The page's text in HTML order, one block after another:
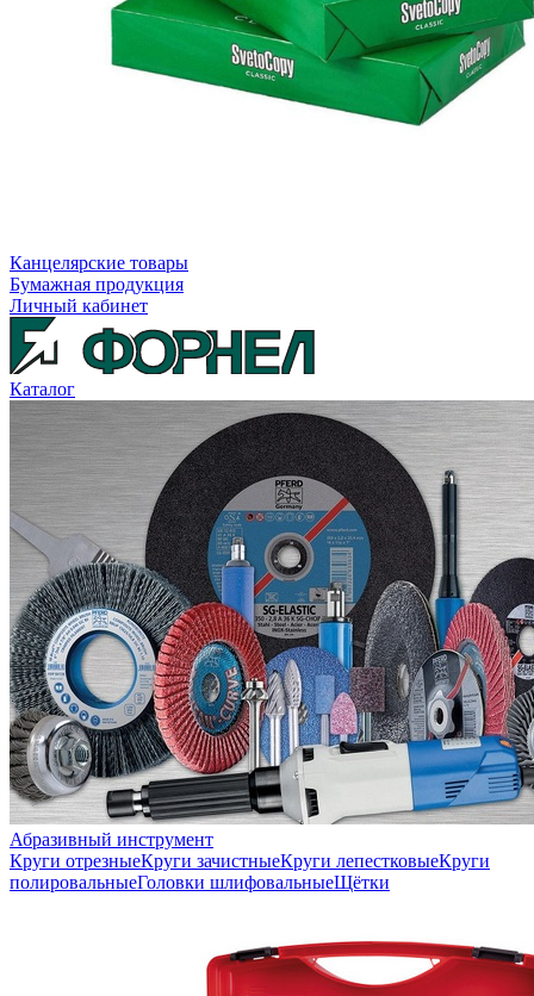
Канцелярские товары
Бумажная продукция
Личный кабинет
Каталог
Абразивный инструмент
Круги отрезныеКруги зачистныеКруги лепестковыеКруги
полировальныеГоловки шлифовальныеЩётки